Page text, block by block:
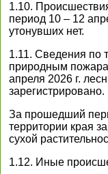
1.10.
период 10 – 12
утонувших нет.
1.11. Сведения по
природным
апреля 2026 г.
зарегистрировано.
За прошедший
территории края
сухой
1.12. Иные